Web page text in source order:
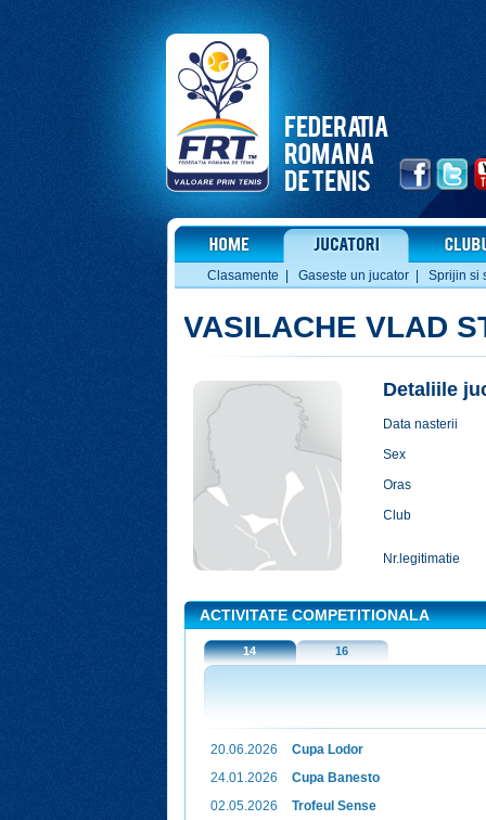
Clasamente Gaseste un jucator Sprijin si
VASILACHE VLAD
Detaliile
Data nasterii
Sex
Oras
Club
Nr.legitimatie
ACTIVITATE COMPETITIONALA
14 16
20.06.2026
Cupa Lodor
24.01.2026
Cupa Banesto
02.05.2026
Trofeul Sense